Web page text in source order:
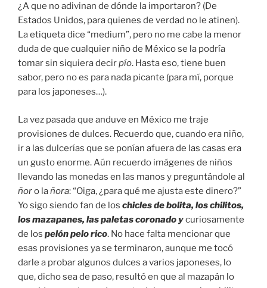
¿A que no adivinan de dónde la importaron? (De
Estados Unidos, para quienes de verdad no le atinen).
La etiqueta dice “medium”, pero no me cabe la menor
duda de que cualquier niño de México se la podría
tomar sin siquiera decirpío. Hasta eso, tiene buen
sabor, pero no es para nada picante (para mí, porque
para los japoneses…).
La vez pasada que anduve en México me traje
provisiones de dulces. Recuerdo que, cuando era niño,
ir a las dulcerías que se ponían afuera de las casas era
un gusto enorme. Aún recuerdo imágenes de niños
llevando las monedas en las manos y preguntándole al
ñoro lañora: “Oiga, ¿para qué me ajusta este dinero?”
Yo sigo siendo fan de los chicles de bolita, los chilitos,
los mazapanes, las paletas coronado ycuriosamente
de los pelón pelo rico. No hace falta mencionar que
esas provisiones ya se terminaron, aunque me tocó
darle a probar algunos dulces a varios japoneses, lo
que, dicho sea de paso, resultó en que al mazapán lo